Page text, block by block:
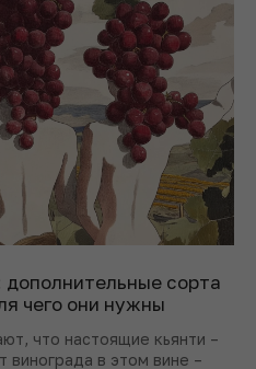
сорта
чего они нужны
что настоящие кьянти –
винограда в этом вине –